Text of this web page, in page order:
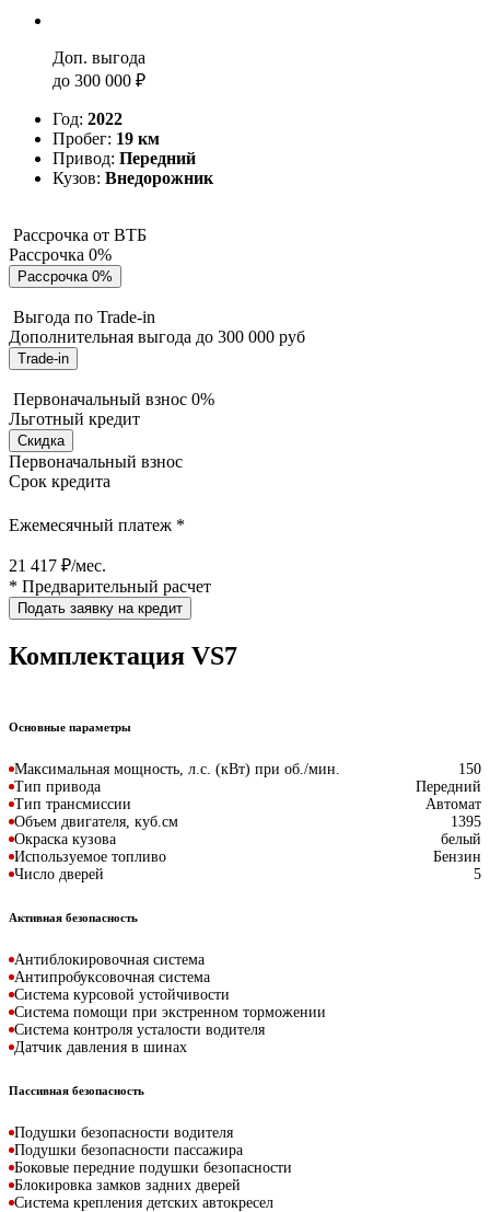
Доп. выгода
до 300 000 ₽
Год: 2022
Пробег: 19 км
Привод: Передний
Кузов: Внедорожник
Рассрочка от ВТБ
Рассрочка 0%
Рассрочка 0%
Выгода по Trade-in
Дополнительная выгода до 300 000 руб
Trade-in
Первоначальный взнос 0%
Льготный кредит
Скидка
Первоначальный взнос
Срок кредита
Ежемесячный платеж *
21 417 ₽/мес.
* Предварительный расчет
Подать заявку на кредит
Комплектация VS7
Основные параметры
Максимальная мощность, л.с. (кВт) при об./мин.
150
Тип привода
Передний
Тип трансмиссии
Автомат
Объем двигателя, куб.см
1395
Окраска кузова
белый
Используемое топливо
Бензин
Число дверей
5
Активная безопасность
Антиблокировочная система
Антипробуксовочная система
Система курсовой устойчивости
Система помощи при экстренном торможении
Система контроля усталости водителя
Датчик давления в шинах
Пассивная безопасность
Подушки безопасности водителя
Подушки безопасности пассажира
Боковые передние подушки безопасности
Блокировка замков задних дверей
Система крепления детских автокресел